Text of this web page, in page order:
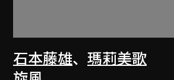
石本藤雄、瑪莉美歌